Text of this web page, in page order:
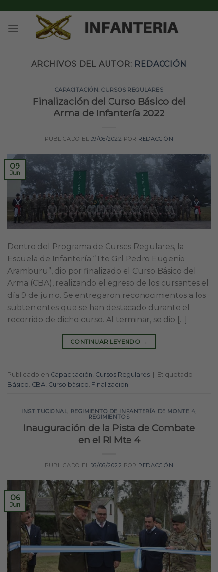
content
ARCHIVOS DEL AUTOR: REDACCIÓN
CAPACITACIÓN,CURSOS REGULARES
Finalización del Curso Básico del
Arma de Infantería 2022
PUBLICADO EL 09/06/2022 POR REDACCIÓN
09
Jun
Dentro del Programa de Cursos Regulares, la
Escuela de Infantería “Tte Grl Pedro Eugenio
Aramburu”, dio por finalizado el Curso Básico del
Arma (CBA), realizando el egreso de los cursantes el
día 9 de junio. Se entregaron reconocimientos a los
subtenientes que se han destacado durante el
recorrido de dicho curso. Al terminar, se dio […]
CONTINUAR LEYENDO →
Publicado en Capacitación, Cursos Regulares
Etiquetado
Básico, CBA, Curso básico, Finalizacion
INSTITUCIONAL REGIMIENTO DE INFANTERÍA DE MONTE 4
REGIMIENTOS
Inauguración de la Pista de Combate
en el RI Mte 4
PUBLICADO EL 06/06/2022 POR REDACCIÓN
06
Jun